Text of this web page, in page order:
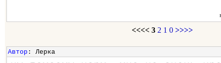
<<<< 3 2 1 0 >>>>
Автор : Лерка